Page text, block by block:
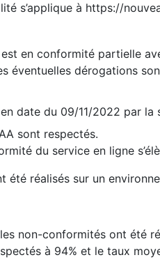
s’applique à https://
est en conformité partielle
éventuelles dérogations
date du 09/11/2022 par
sont respectés.
du service en ligne
été réalisés sur un
non-conformités ont été
à 94% et le taux